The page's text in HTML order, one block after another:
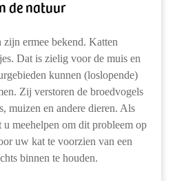
de natuur
ermee bekend. Katten
Dat is zielig voor de muis en
kunnen (loslopende)
Zij verstoren de broedvogels
muizen en andere dieren. Als
u meehelpen om dit probleem op
uw kat te voorzien van een
binnen te houden.